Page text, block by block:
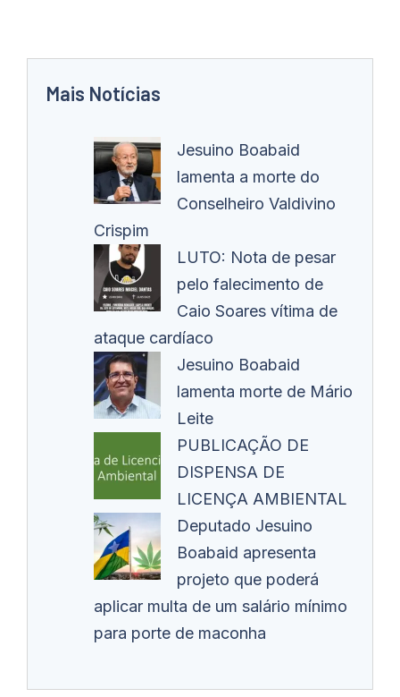
Mais Notícias
Jesuino Boabaid
lamenta a morte do
Conselheiro Valdivino
Crispim
LUTO: Nota de pesar
pelo falecimento de
Caio Soares vítima de
ataque cardíaco
Jesuino Boabaid
lamenta morte de Mário
Leite
PUBLICAÇÃO DE
DISPENSA DE
LICENÇA AMBIENTAL
Deputado Jesuino
Boabaid apresenta
projeto que poderá
aplicar multa de um salário mínimo
para porte de maconha